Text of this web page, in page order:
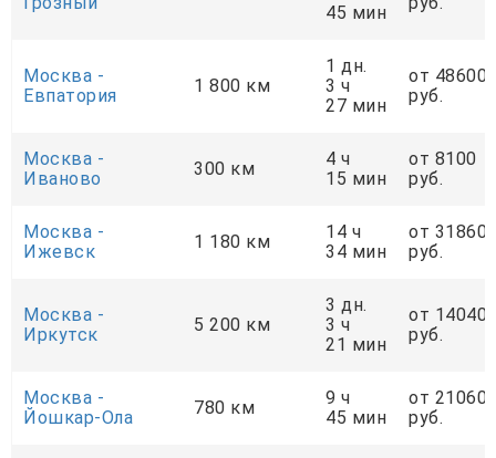
45 мин
Москва -
Евпатория
1 800 км
1 дн.
3 ч
27 мин
от 48600
руб.
Москва -
Иваново
300 км
4 ч
15 мин
от 8100
руб.
Москва -
Ижевск
1 180 км
14 ч
34 мин
от 31860
руб.
Москва -
Иркутск
5 200 км
3 дн.
3 ч
21 мин
от
руб.
Москва -
Йошкар-Ола
780 км
9 ч
45 мин
от 21060
руб.